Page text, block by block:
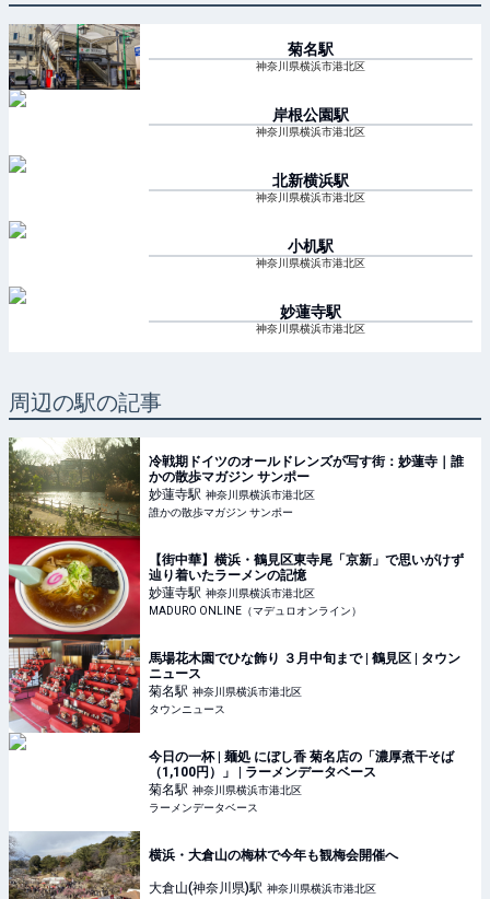
菊名駅
神奈川県横浜市港北区
岸根公園駅
神奈川県横浜市港北区
北新横浜駅
神奈川県横浜市港北区
小机駅
神奈川県横浜市港北区
妙蓮寺駅
神奈川県横浜市港北区
周辺の駅の記事
冷戦期ドイツのオールドレンズが写す街：妙蓮寺｜誰
かの散歩マガジン サンポー
妙蓮寺駅 神奈川県横浜市港北区
誰かの散歩マガジン サンポー
【街中華】横浜・鶴見区東寺尾「京新」で思いがけず
辿り着いたラーメンの記憶
妙蓮寺駅 神奈川県横浜市港北区
MADURO ONLINE（マデュロオンライン）
馬場花木園でひな飾り ３月中旬まで | 鶴見区 | タウン
ニュース
菊名駅 神奈川県横浜市港北区
タウンニュース
今日の一杯 | 麺処 にぼし香 菊名店の「濃厚煮干そば
（1,100円）」 | ラーメンデータベース
菊名駅 神奈川県横浜市港北区
ラーメンデータベース
横浜・大倉山の梅林で今年も観梅会開催へ
大倉山(神奈川県)駅 神奈川県横浜市港北区